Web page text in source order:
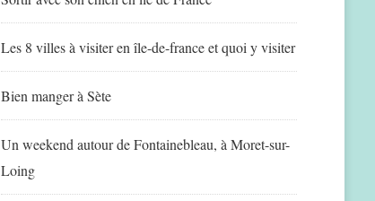
Les 8 villes à visiter en île-de-france et quoi y visiter
Bien manger à Sète
Un weekend autour de Fontainebleau, à Moret-sur-
Loing